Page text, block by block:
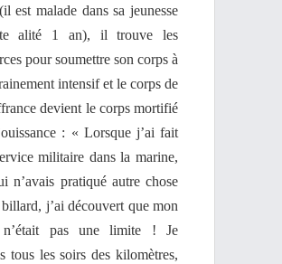
est malade dans sa jeunesse
alité 1 an), il trouve les
pour soumettre son corps à
intensif et le corps de
devient le corps mortifié
: « Lorsque j’ai fait
militaire dans la marine,
n’avais pratiqué autre chose
j’ai découvert que mon
n’était pas une limite ! Je
tous les soirs des kilomètres,